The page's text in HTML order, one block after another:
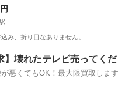
み、折り目なありません。
駅 参考書 実務
】壊れたテレビ売ってく
悪くてもOK！最大限買取します